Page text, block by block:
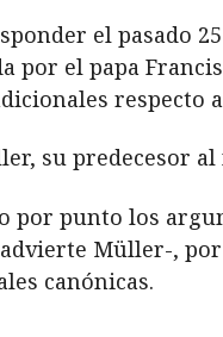
el pasado
el papa
respecto
su predecesor
por punto los
Müller-,
canónicas.